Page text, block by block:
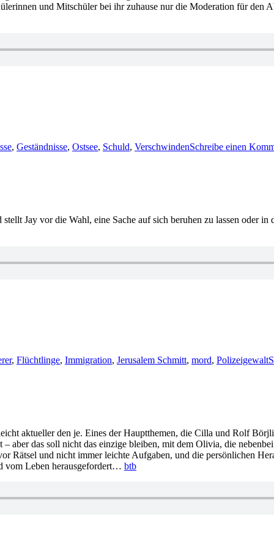
und Mitschüler bei ihr zuhause nur die Moderation für den
, Geständnisse, Ostsee, Schuld, VerschwindenSchreibe einen
Jay vor die Wahl, eine Sache auf sich beruhen zu lassen oder
, Flüchtlinge, Immigration, Jerusalem Schmitt, mord, Polizeigewalt
aktueller den je. Eines der Hauptthemen, die Cilla und Rolf
aber das soll nicht das einzige bleiben, mit dem Olivia, die
Rätsel und nicht immer leichte Aufgaben, und die persönlichen
vom Leben herausgefordert… btb